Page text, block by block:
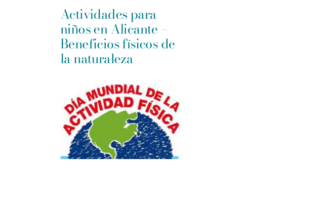
Actividades para
niños en Alicante –
Beneficios físicos de
la naturaleza